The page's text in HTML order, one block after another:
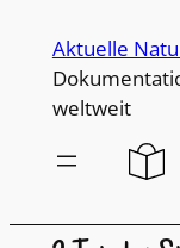
Inhalt
wechseln
Aktuelle
weltweit